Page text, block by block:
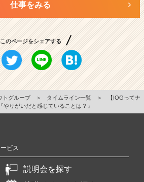
仕事をみる
このページをシェアする
トグループ ＞ タイムライン一覧 ＞
【IOGってナ
やりがいだと感じていることは？』
ビス
説明会を探す